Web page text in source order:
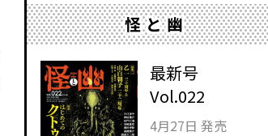
怪と幽
最新号
Vol.022
4月27日 発売